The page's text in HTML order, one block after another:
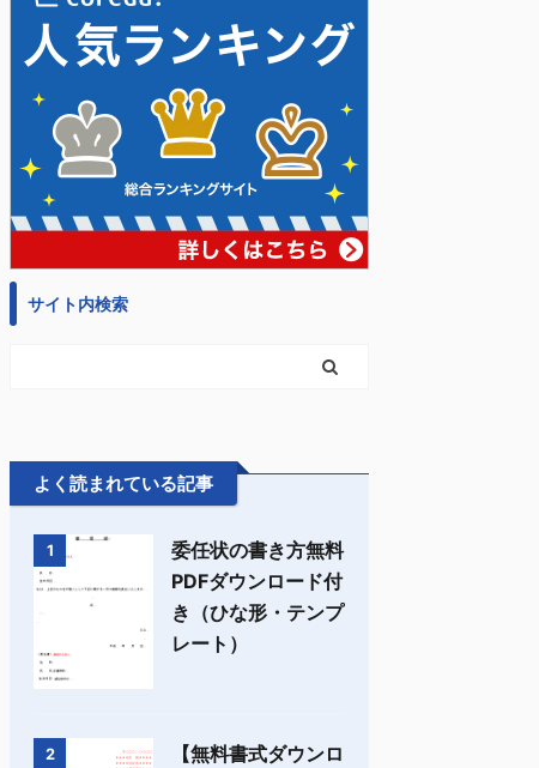
サイト内検索
よく読まれている記事
1
委任状の書き方無料
PDFダウンロード付
き（ひな形・テンプ
レート）
2
【無料書式ダウンロ